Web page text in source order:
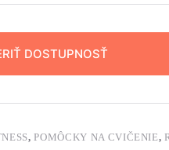
DOSTUPNOSŤ
,POMÔCKY NA CVIČENIE,